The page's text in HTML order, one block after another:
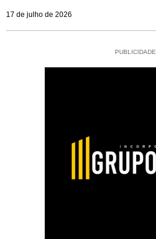
17 de julho de 2026
PUBLICIDADE